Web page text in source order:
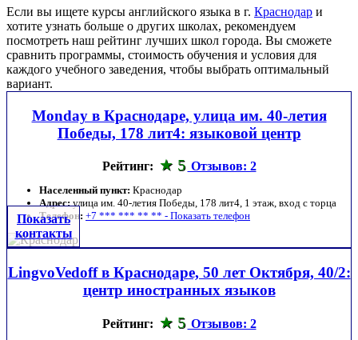
Если вы ищете курсы английского языка в г. Краснодар и
хотите узнать больше о других школах, рекомендуем
посмотреть наш рейтинг лучших школ города. Вы сможете
сравнить программы, стоимость обучения и условия для
каждого учебного заведения, чтобы выбрать оптимальный
вариант.
Monday в Краснодаре, улица им. 40-летия
Победы, 178 лит4: языковой центр
Рейтинг: 5 Отзывов: 2
Населенный пункт: Краснодар
Адрес:улица им. 40-летия Победы, 178 лит4, 1 этаж, вход с торца
Телефон: +7 *** *** ** ** - Показать телефон
Показать
контакты
LingvoVedoff в Краснодаре, 50 лет Октября, 40/2:
центр иностранных языков
Рейтинг: 5 Отзывов: 2